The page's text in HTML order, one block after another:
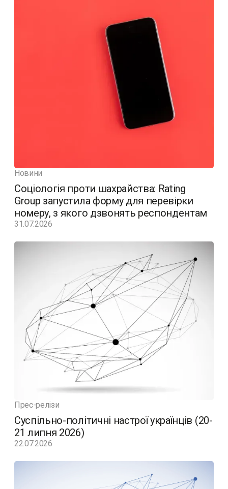
Новини
Соціологія проти шахрайства: Rating
Group запустила форму для перевірки
номеру, з якого дзвонять респондентам
31.07.2026
Прес-релізи
Суспільно-політичні настрої українців (20-
21 липня 2026)
22.07.2026